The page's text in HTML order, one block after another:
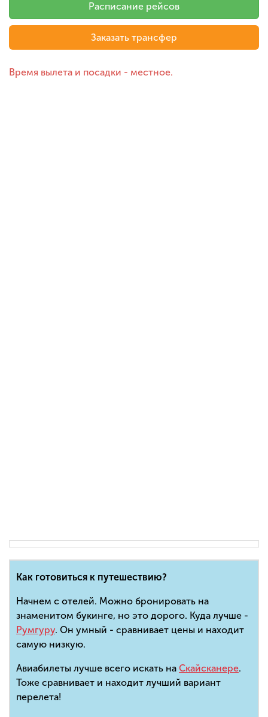
Расписание рейсов
Заказать трансфер
Время вылета и посадки - местное.
Как готовиться к путешествию?
Начнем с отелей. Можно бронировать на
знаменитом букинге, но это дорого. Куда лучше -
Румгуру. Он умный - сравнивает цены и находит
самую низкую.
Авиабилеты лучше всего искать на Скайсканере.
Тоже сравнивает и находит лучший вариант
перелета!